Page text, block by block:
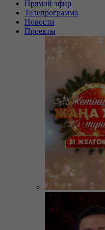
Прямой эфир
Телепрограмма
Новости
Проекты